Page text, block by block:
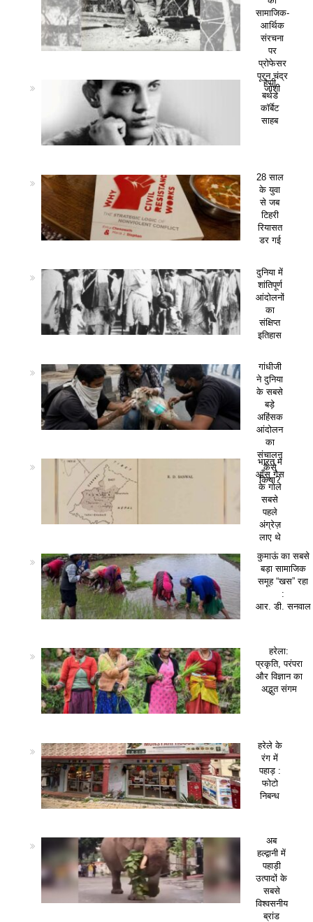
सामाजिक-
आर्थिक
संरचना
पर
प्रोफेसर
पूरन चंद्र
जोशी
हैप्पी
बर्थडे
कॉर्बेट
साहब
28 साल
के युवा
से जब
टिहरी
रियासत
डर गई
दुनिया में
शांतिपूर्ण
आंदोलनों
का
संक्षिप्त
इतिहास
गांधीजी
ने दुनिया
के सबसे
बड़े
अहिंसक
आंदोलन
का
संचालन
कैसे
किया?
भारत में
आँसू गैस
के गोले
सबसे
पहले
अंग्रेज़
लाए थे
कुमाऊं का सबसे
बड़ा सामाजिक
समूह “खस” रहा
:
आर. डी. सनवाल
हरेला:
प्रकृति, परंपरा
और विज्ञान का
अद्भुत संगम
हरेले के
रंग में
पहाड़ :
फोटो
निबन्ध
अब
हल्द्वानी में
पहाड़ी
उत्पादों के
सबसे
विश्वसनीय
ब्रांड